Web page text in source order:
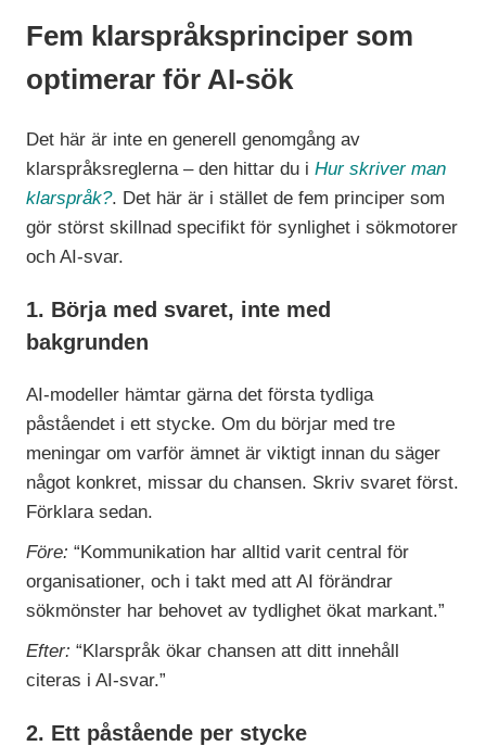
Fem klarspråksprinciper som
optimerar för AI-sök
Det här är inte engenerell genomgång av
klarspråksreglerna – den hittar du iHur skriver man
klarspråk?. Det härär i stället de fem principer som
görstörst skillnad specifikt för synlighet i sökmotorer
och AI-svar.
1. Börja med svaret, inte med
bakgrunden
AI-modeller hämtar gärna detförsta tydliga
påståendet i ett stycke.Om du börjar med tre
meningar om varförämnet är viktigt innan du säger
något konkret, missar du chansen. Skrivsvaret först.
Förklara sedan.
Före: “Kommunikation har alltid varit centralför
organisationer, och i takt med attAI förändrar
sökmönster har behovet avtydlighet ökat markant.”
Efter: “Klarspråk ökar chansen att ditt innehåll
citeras i AI-svar.”
2. Ett påstående per stycke